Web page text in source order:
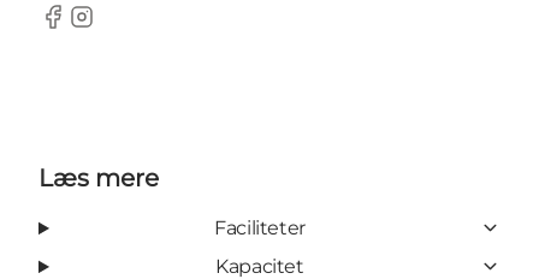
Facebook
Instagram
Læs mere
Faciliteter
Kapacitet